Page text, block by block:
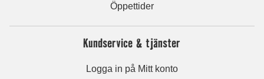
Öppettider
Kundservice & tjänster
Logga in på Mitt konto